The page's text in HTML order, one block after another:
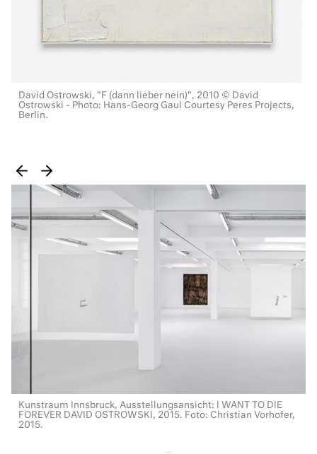
David Ostrowski, "F (dann lieber nein)", 2010 © David
Ostrowski - Photo: Hans-Georg Gaul Courtesy Peres Projects,
Berlin.
Kunstraum Innsbruck, Ausstellungsansicht: I WANT TO DIE
FOREVER DAVID OSTROWSKI, 2015. Foto: Christian Vorhofer,
2015.